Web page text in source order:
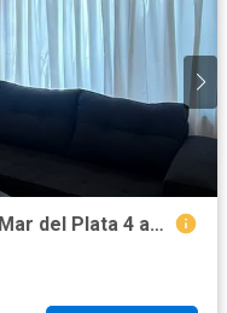
VENTA Chalet tipo PH La Perla Mar del Plata 4 ambientes con garaje